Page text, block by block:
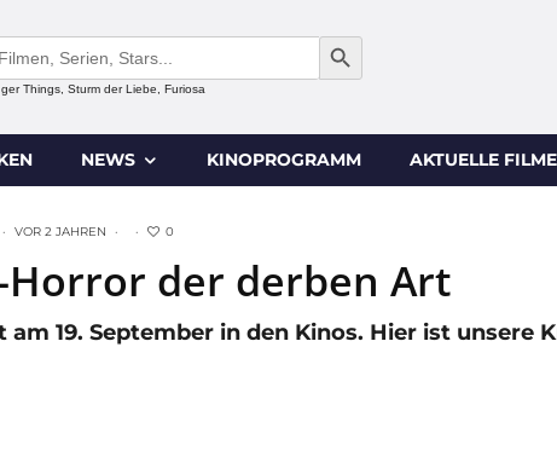
SEARCH BUTTON
Things, Sturm der Liebe, Furiosa
NEWS KINOPROGRAMM AKTUELLE FILME
· VOR 2 JAHREN · · 0
Horror der derben Art
19. September in den Kinos. Hier ist unsere